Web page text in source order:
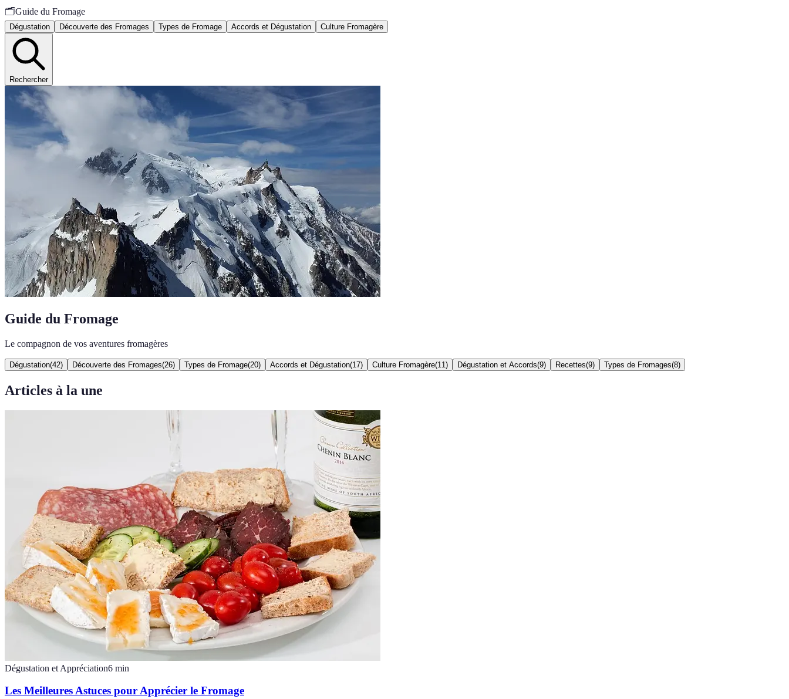
🗂️Guide du Fromage
Dégustation Découverte des Fromages Types de Fromage Accords et Dégustation Culture Fromagère
Rechercher
Guide du Fromage
Le compagnon de vos aventures fromagères
Dégustation(42) Découverte des Fromages(26) Types de Fromage(20) Accords et Dégustation(17) Culture Fromagère(11 ) Dégustation et Accords(9) Recettes(9) Types de Fromages(8)
Articles à la une
Dégustation et Appréciation6 min
Les Meilleures Astuces pour Apprécier le Fromage